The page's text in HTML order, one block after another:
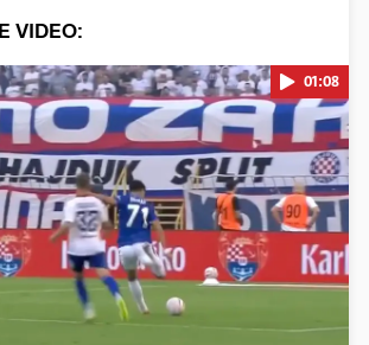
VIDEO:
Pokretanje videa...
01:08